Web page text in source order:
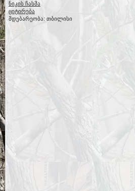
ნიკის ჩასმა
ციტირება
მდებარეობა: თბილისი